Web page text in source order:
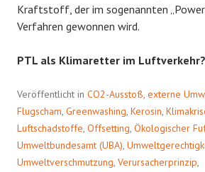
Kraftstoff, der im sogenannten
Verfahren gewonnen wird.
PTL als Klimaretter im Luftverkehr?
Veröffentlicht in CO2-Ausstoß, externe
Flugscham, Greenwashing, Kerosin,
Luftschadstoffe, Offsetting, Ökologischer
Umweltbundesamt (UBA),
Umweltverschmutzung, Verursacherprinzip,